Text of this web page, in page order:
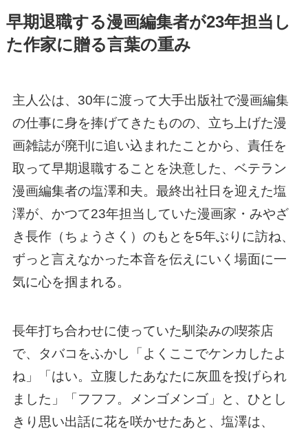
早期退職する漫画編集者が23年担当し
た作家に贈る言葉の重み
主人公は、30年に渡って大手出版社で漫画編集
の仕事に身を捧げてきたものの、立ち上げた漫
画雑誌が廃刊に追い込まれたことから、責任を
取って早期退職することを決意した、ベテラン
漫画編集者の塩澤和夫。最終出社日を迎えた塩
澤が、かつて23年担当していた漫画家・みやざ
き長作（ちょうさく）のもとを5年ぶりに訪ね、
ずっと言えなかった本音を伝えにいく場面に一
気に心を掴まれる。
長年打ち合わせに使っていた馴染みの喫茶店
で、タバコをふかし「よくここでケンカしたよ
ね」「はい。立腹したあなたに灰皿を投げられ
ました」「フフフ。メンゴメンゴ」と、ひとし
きり思い出話に花を咲かせたあと、塩澤は、